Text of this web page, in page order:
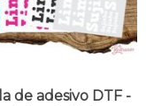
de adesivo DTF -